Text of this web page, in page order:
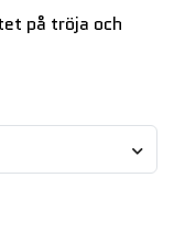
på tröja och